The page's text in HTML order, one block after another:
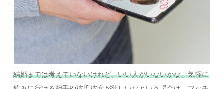
結婚までは考えていないけれど、いい人がいないかな、気軽に